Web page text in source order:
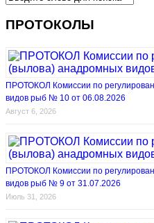
ПРОТОКОЛЫ
ПРОТОКОЛ Комиссии по
видов рыб № 10 от 06.08.2026
Август 6, 2026
ПРОТОКОЛ Комиссии по
видов рыб № 9 от 31.07.2026
Июль 31, 2026